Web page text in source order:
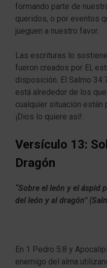
formando parte de
queridos, o por eventos
jueguen a nuestro favor.
Las escrituras lo
fueron creados por El,
disposición. El Salmo
está alrededor de los
cualquier situación están
¡Dios lo quiere así!.
Versículo 13:
Dragón
“Sobre el león y el áspid
del león y al dragón”
En 1 Pedro 5:8 y
enemigo del alma